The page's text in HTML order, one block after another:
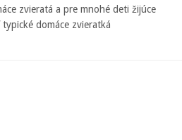
zvieratá a pre mnohé deti žijúce
domáce zvieratká